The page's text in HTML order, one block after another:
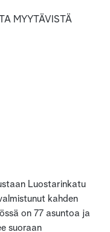
MYYTÄVISTÄ
Luostarinkatu
kahden
on 77 asuntoa ja
suoraan